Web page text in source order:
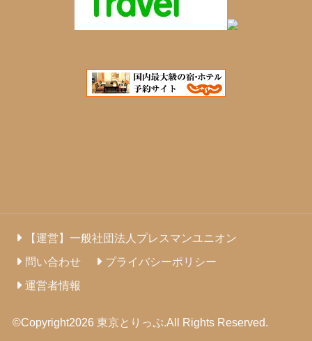
【運営】一般社団法人プレスマンユニオン
問い合わせ
プライバシーポリシー
運営者情報
©Copyright2026 東京とりっぷ.All Rights Reserved.